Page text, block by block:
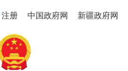
注册 中国政府网 新疆政府网